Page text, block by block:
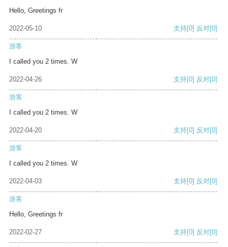
Hello, Greetings fr
2022-05-10 支持[0] 反对[0]
游客
I called you 2 times. W
2022-04-26 支持[0] 反对[0]
游客
I called you 2 times. W
2022-04-20 支持[0] 反对[0]
游客
I called you 2 times. W
2022-04-03 支持[0] 反对[0]
游客
Hello, Greetings fr
2022-02-27 支持[0] 反对[0]